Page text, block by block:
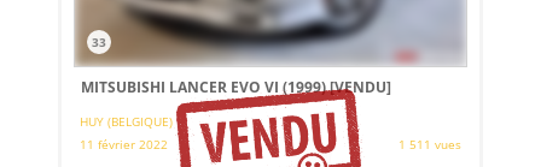
33
MITSUBISHI LANCER EVO VI (1999)[VENDU]
HUY (BELGIQUE)
11 février 2022
1 511 vues